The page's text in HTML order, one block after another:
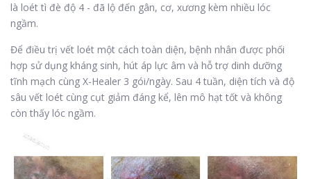
là loét tì đè độ 4 - đã lộ đến gân, cơ, xương kèm nhiều lóc
ngầm.
Để điều trị vết loét một cách toàn diện, bệnh nhân được phối
hợp sử dụng kháng sinh, hút áp lực âm và hỗ trợ dinh dưỡng
tĩnh mạch cùng X-Healer 3 gói/ngày. Sau 4 tuần, diện tích và độ
sâu vết loét cùng cụt giảm đáng kể, lên mô hạt tốt và không
còn thấy lóc ngầm.